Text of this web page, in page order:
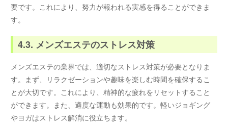
要です。これにより、努力が報われる実感を得ることができま
す。
4.3. メンズエステのストレス対策
メンズエステの業界では、適切なストレス対策が必要となりま
す。まず、リラクゼーションや趣味を楽しむ時間を確保するこ
とが大切です。これにより、精神的な疲れをリセットすること
ができます。また、適度な運動も効果的です。軽いジョギング
やヨガはストレス解消に役立ちます。